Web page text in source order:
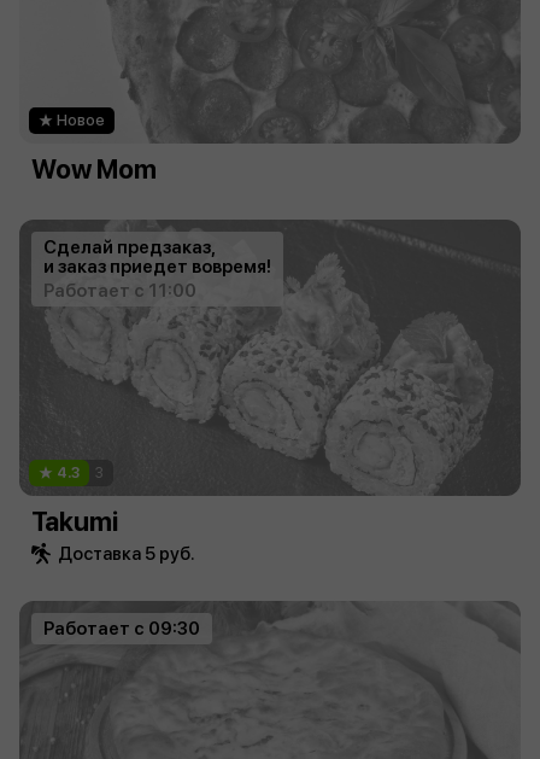
Новое
Wow Mom
Сделай предзаказ,
и заказ приедет вовремя!
Работает с 11:00
4.3 3
Takumi
Доставка 5 руб.
Работает с 09:30